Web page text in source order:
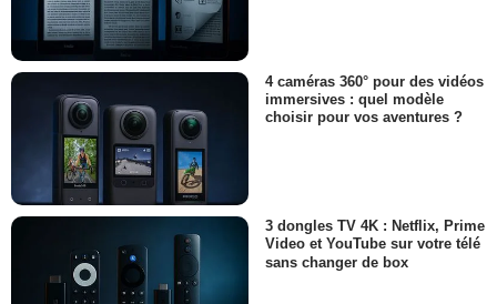
4 caméras 360° pour des vidéos
immersives : quel modèle
choisir pour vos aventures ?
3 dongles TV 4K : Netflix, Prime
Video et YouTube sur votre télé
sans changer de box